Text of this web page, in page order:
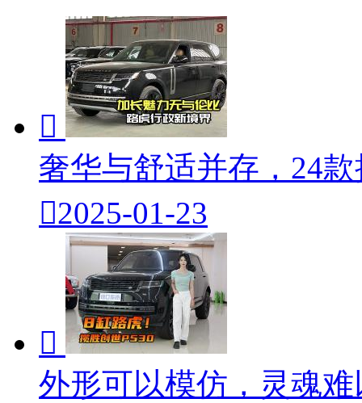

奢华与舒适并存，24
2025-01-23

外形可以模仿，灵魂